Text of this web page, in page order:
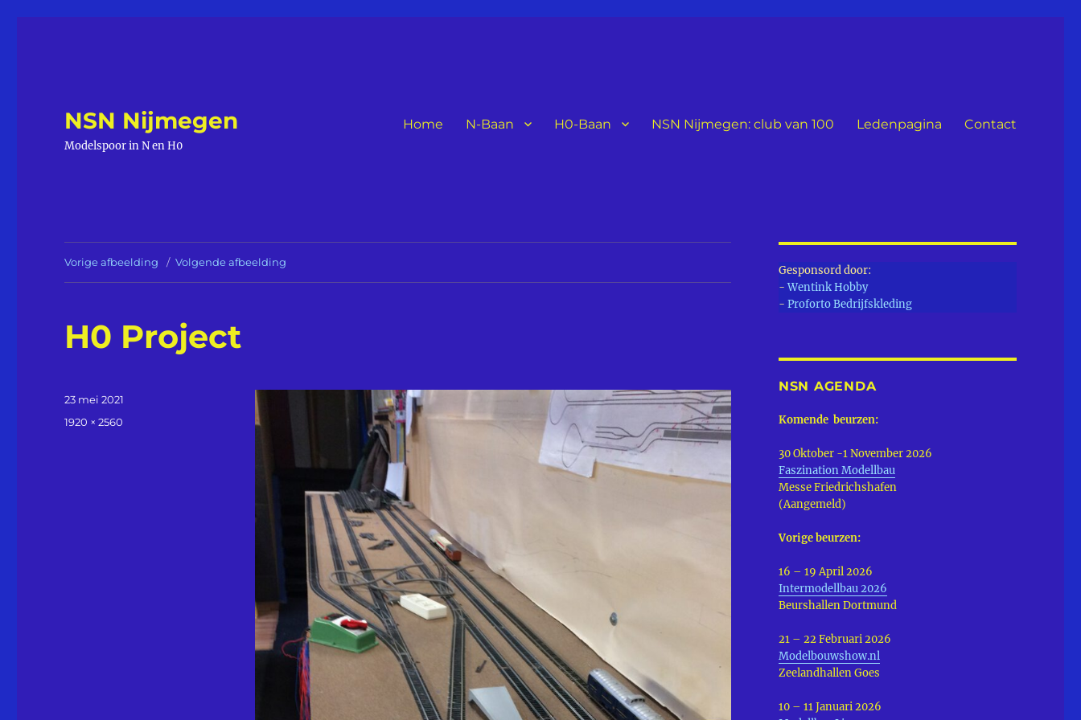
NSN Nijmegen
Modelspoor in N en H0
Home N-Baan H0-Baan NSN Nijmegen: club van 100 Ledenpagina Contact
Vorige afbeelding Volgende afbeelding
H0 Project
Geplaatst
op
23 mei 2021
Volledige
1920 × 2560
Gesponsord door:
-Wentink Hobby
- Proforto Bedrijfskleding
NSN AGENDA
Komende beurzen:
30 Oktober -1 November 2026
Faszination Modellbau
Messe Friedrichshafen
(Aangemeld)
Vorige beurzen:
16 – 19 April 2026
Intermodellbau 2026
Beurshallen Dortmund
21 – 22 Februari 2026
Modelbouwshow.nl
Zeelandhallen Goes
10 – 11 Januari 2026